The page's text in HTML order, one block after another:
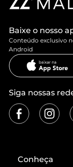
Baixe o nosso
Conteúdo exclusivo
Android
Siga nossas
Conheça